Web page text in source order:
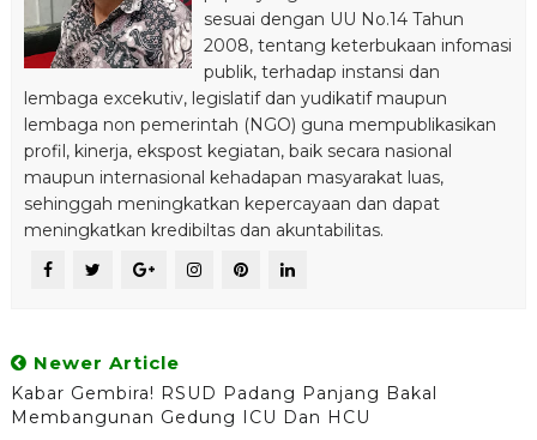
sesuai dengan UU No.14 Tahun
2008, tentang keterbukaan infomasi
publik, terhadap instansi dan
lembaga excekutiv, legislatif dan yudikatif maupun
lembaga non pemerintah (NGO) guna mempublikasikan
profil, kinerja, ekspost kegiatan, baik secara nasional
maupun internasional kehadapan masyarakat luas,
sehinggah meningkatkan kepercayaan dan dapat
meningkatkan kredibiltas dan akuntabilitas.
Newer Article
Kabar Gembira! RSUD Padang Panjang Bakal
Membangunan Gedung ICU Dan HCU